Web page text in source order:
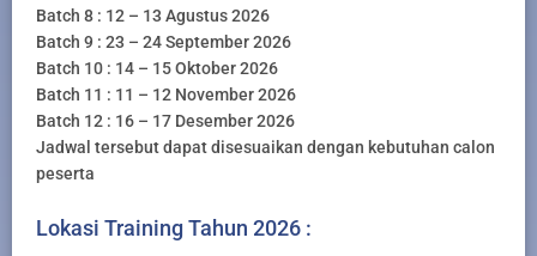
Batch 8 : 12 – 13 Agustus 2026
Batch 9 : 23 – 24 September 2026
Batch 10 : 14 – 15 Oktober 2026
Batch 11 : 11 – 12 November 2026
Batch 12 : 16 – 17 Desember 2026
Jadwal tersebut dapat disesuaikan dengan kebutuhan calon
peserta
Lokasi Training Tahun 2026 :